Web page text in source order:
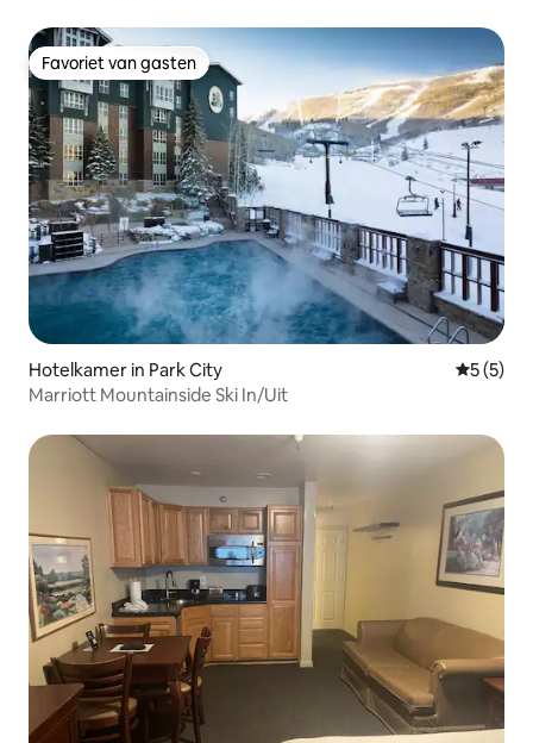
Favoriet van gasten
Favoriet van gasten
Hotelkamer in Park City
5 (5)
Marriott Mountainside Ski In/Uit